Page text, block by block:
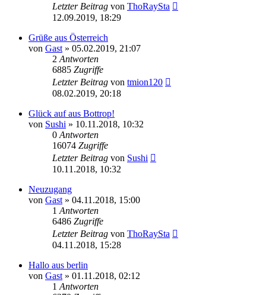
Letzter Beitrag von ThoRaySta
12.09.2019, 18:29
Grüße aus Österreich
von Gast » 05.02.2019, 21:07
2 Antworten
6885 Zugriffe
Letzter Beitrag von tmion120
08.02.2019, 20:18
Glück auf aus Bottrop!
von Sushi » 10.11.2018, 10:32
0 Antworten
16074 Zugriffe
Letzter Beitrag von Sushi
10.11.2018, 10:32
Neuzugang
von Gast » 04.11.2018, 15:00
1 Antworten
6486 Zugriffe
Letzter Beitrag von ThoRaySta
04.11.2018, 15:28
Hallo aus berlin
von Gast » 01.11.2018, 02:12
1 Antworten